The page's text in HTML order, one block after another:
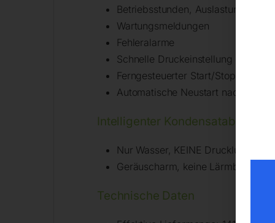
Betriebsstunden, Auslastung in
Wartungsmeldungen
Fehleralarme
Schnelle Druckeinstellung direkt an
Ferngesteuerter Start/Stopp
Automatische Neustart nach
Intelligenter Kondensatablass –
Nur Wasser, KEINE Druckluft wird
Geräuscharm, keine
Technische Daten